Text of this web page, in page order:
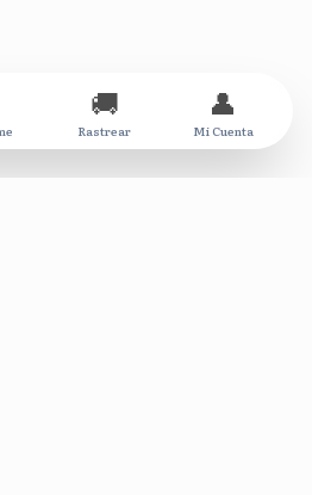
🚚
Rastrear
👤
Mi Cuenta